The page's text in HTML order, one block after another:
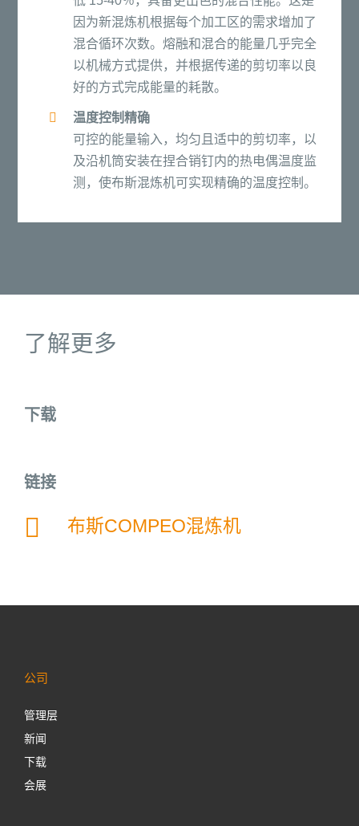
因为新混炼机根据每个加工区的需求增加了
混合循环次数。熔融和混合的能量几乎完全
以机械方式提供，并根据传递的剪切率以良
好的方式完成能量的耗散。
温度控制精确
可控的能量输入，均匀且适中的剪切率，以
及沿机筒安装在捏合销钉内的热电偶温度监
测，使布斯混炼机可实现精确的温度控制。
了解更多
下载
链接
布斯COMPEO混炼机
公司
管理层
新闻
下载
会展